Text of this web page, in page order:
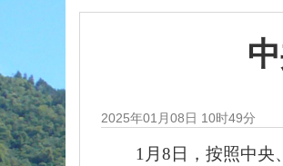
2025年01月08日 10时49分
1月8日，按照中央